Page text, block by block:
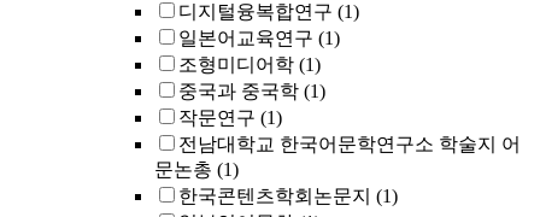
디지털융복합연구 (1)
일본어교육연구 (1)
조형미디어학 (1)
중국과 중국학 (1)
작문연구 (1)
전남대학교 한국어문학연구소 학술지 어
문논총 (1)
한국콘텐츠학회논문지 (1)